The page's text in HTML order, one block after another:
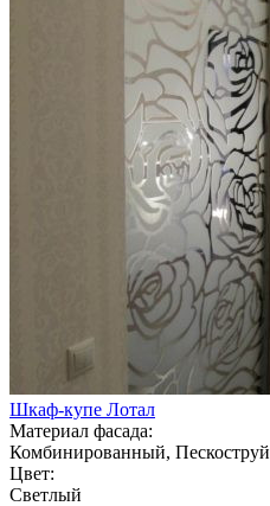
Шкаф-купе Лотал
Материал фасада:
Комбинированный, Пескоструй
Цвет:
Светлый